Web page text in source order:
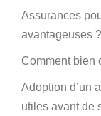
Assurances
avantageuses ?
Comment bien
Adoption d’un
utiles avant de